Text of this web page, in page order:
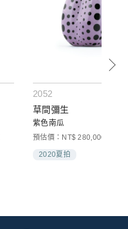
2052
草間彌生
紫色南瓜
預估價：NT$ 280,000-
2020夏拍